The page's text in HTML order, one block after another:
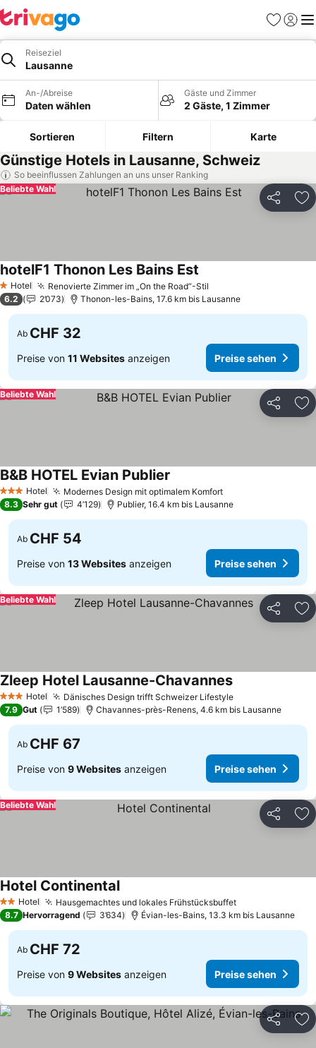
Favoriten
Reiseziel
Lausanne
An-/Abreise
Daten wählen
Gäste und Zimmer
2 Gäste, 1 Zimmer
Sortieren Filtern Karte
Günstige Hotels in Lausanne, Schweiz
So beeinflussen Zahlungen an uns unser Ranking
Teilen
Beliebte Wahl
1 Sterne
Hotel Renovierte Zimmer im „On the Road“-Stil
hotelF1 Thonon Les Bains Est
6.2 2’073 Thonon-les-Bains, 17.6 km bis Lausanne
Ab CHF 32
Preise von 11 Websites anzeigen Preise sehen
Teilen
Beliebte Wahl
3 SterneHotel Modernes Design mit optimalem KomfortPreise sehen
B&B HOTEL Evian Publier
8.3 Sehr gut 4’129 Publier, 16.4 km bis Lausanne
Ab CHF 54
Preise von 13 Websites anzeigen Preise sehen
Teilen
Beliebte Wahl
3 SterneHotel Dänisches Design trifft Schweizer LifestylePreise sehen
Zleep Hotel Lausanne-ChavannesPreise sehen
7.9 Gut 1’589 Chavannes-près-Renens, 4.6 km bis Lausanne
Ab CHF 67
Preise von 9 Websites anzeigen Preise sehen
Teilen
Beliebte Wahl
2 Sterne
Hotel Hausgemachtes und lokales FrühstücksbuffetPreise sehen
Hotel ContinentalPreise sehen
8.7 Hervorragend 3’634 Évian-les-Bains, 13.3 km bis Lausanne
Ab CHF 72
Preise von 9 Websites anzeigen Preise sehen
Teilen